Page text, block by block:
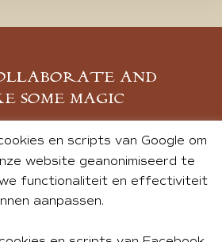
AND
SOME MAGIC
MELD JE AANen scripts van Google om
website geanonimiseerd te
functionaliteit en effectiviteit
aanpassen.